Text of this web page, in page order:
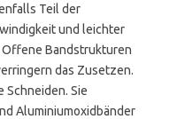
Teil der
und leichter
Bandstrukturen
das Zusetzen.
Schneiden. Sie
Aluminiumoxidbänder